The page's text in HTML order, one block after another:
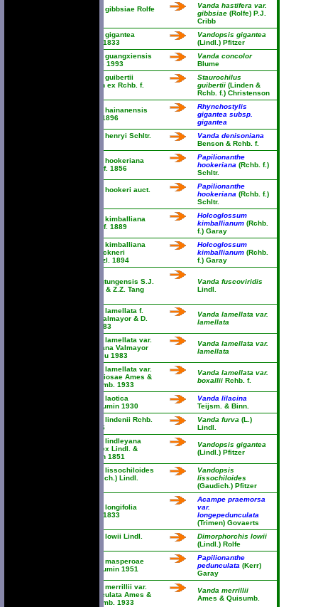
Vanda gibbsiae Rolfe
Vanda hastifera var.
gibbsiae (Rolfe) P.J.
Cribb
Vanda gigantea
Lindl. 1833
Vandopsis gigantea
(Lindl.) Pfitzer
Vanda guangxiensis
Fowlie 1993
Vanda concolor
Blume
Vanda guibertii
Linden ex Rchb. f.
Staurochilus
guibertii (Linden &
Rchb. f.) Christenson
Vanda hainanensis
Rolfe 1896
Rhynchostylis
gigantea subsp.
gigantea
Vanda henryi Schltr.
Vanda denisoniana
Benson & Rchb. f.
Vanda hookeriana
Rchb. f. 1856
Papilionanthe
hookeriana (Rchb. f.)
Schltr.
Vanda hookeri auct.
Papilionanthe
hookeriana (Rchb. f.)
Schltr.
Vanda kimballiana
Rchb. f. 1889
Holcoglossum
kimballianum (Rchb.
f.) Garay
Vanda kimballiana
var. lackneri
Kraenzl. 1894
Holcoglossum
kimballianum (Rchb.
f.) Garay
kwangtungensis S.J.
Cheng & Z.Z. Tang
Vanda fuscoviridis
Lindl.
Vanda lamellata f.
alba Valmayor & D.
Tiu 1983
Vanda lamellata var.
lamellata
Vanda lamellata var.
calayana Valmayor
& D. Tiu 1983
Vanda lamellata var.
lamellata
Vanda lamellata var.
remediosae Ames &
Quisumb. 1933
Vanda lamellata var.
boxallii Rchb. f.
Vanda laotica
Guillaumin 1930
Vanda lilacina
Teijsm. & Binn.
Vanda lindenii Rchb.
f. 1886
Vanda furva (L.)
Lindl.
Vanda lindleyana
Griff. ex Lindl. &
Paxton 1851
Vandopsis gigantea
(Lindl.) Pfitzer
Vanda lissochiloides
(Gaudich.) Lindl.
Vandopsis
lissochiloides
(Gaudich.) Pfitzer
Vanda longifolia
Lindl. 1833
Acampe praemorsa
var.
longepedunculata
(Trimen) Govaerts
Vanda lowii Lindl.
Dimorphorchis lowii
(Lindl.) Rolfe
Vanda masperoae
Guillaumin 1951
Papilionanthe
pedunculata (Kerr)
Garay
Vanda merrillii var.
immaculata Ames &
Quisumb. 1933
Vanda merrillii
Ames & Quisumb.